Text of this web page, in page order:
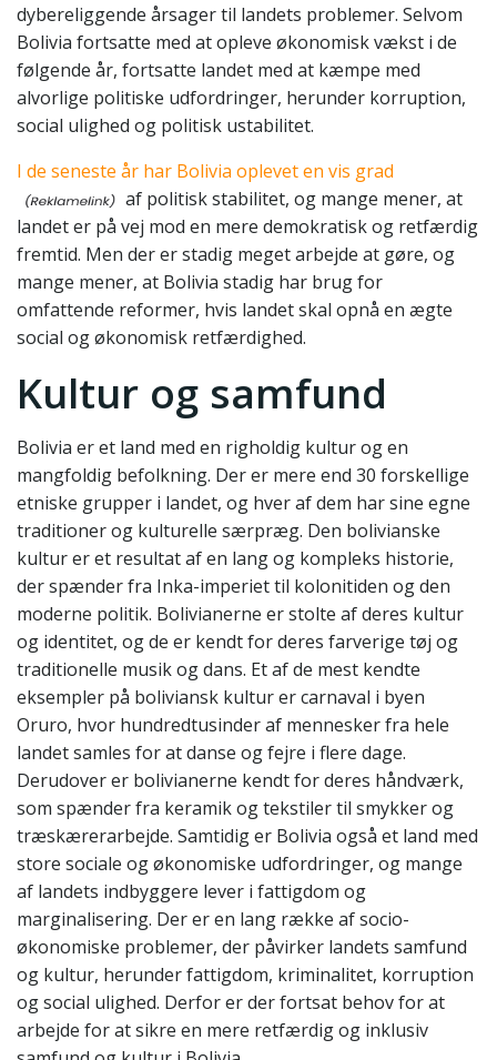
dybereliggende årsager til landets problemer. Selvom
Bolivia fortsatte med at opleve økonomisk vækst i de
følgende år, fortsatte landet med at kæmpe med
alvorlige politiske udfordringer, herunder korruption,
social ulighed og politisk ustabilitet.
I de seneste år har Bolivia oplevet en vis grad
af politisk stabilitet, og mange mener, at
landet er på vej mod en mere demokratisk og retfærdig
fremtid. Men der er stadig meget arbejde at gøre, og
mange mener, at Bolivia stadig har brug for
omfattende reformer, hvis landet skal opnå en ægte
social og økonomisk retfærdighed.
Kultur og samfund
Bolivia er et land med en righoldig kultur og en
mangfoldig befolkning. Der er mere end 30 forskellige
etniske grupper i landet, og hver af dem har sine egne
traditioner og kulturelle særpræg. Den bolivianske
kultur er et resultat af en lang og kompleks historie,
der spænder fra Inka-imperiet til kolonitiden og den
moderne politik. Bolivianerne er stolte af deres kultur
og identitet, og de er kendt for deres farverige tøj og
traditionelle musik og dans. Et af de mest kendte
eksempler på boliviansk kultur er carnaval i byen
Oruro, hvor hundredtusinder af mennesker fra hele
landet samles for at danse og fejre i flere dage.
Derudover er bolivianerne kendt for deres håndværk,
som spænder fra keramik og tekstiler til smykker og
træskærerarbejde. Samtidig er Bolivia også et land med
store sociale og økonomiske udfordringer, og mange
af landets indbyggere lever i fattigdom og
marginalisering. Der er en lang række af socio-
økonomiske problemer, der påvirker landets samfund
og kultur, herunder fattigdom, kriminalitet, korruption
og social ulighed. Derfor er der fortsat behov for at
arbejde for at sikre en mere retfærdig og inklusiv